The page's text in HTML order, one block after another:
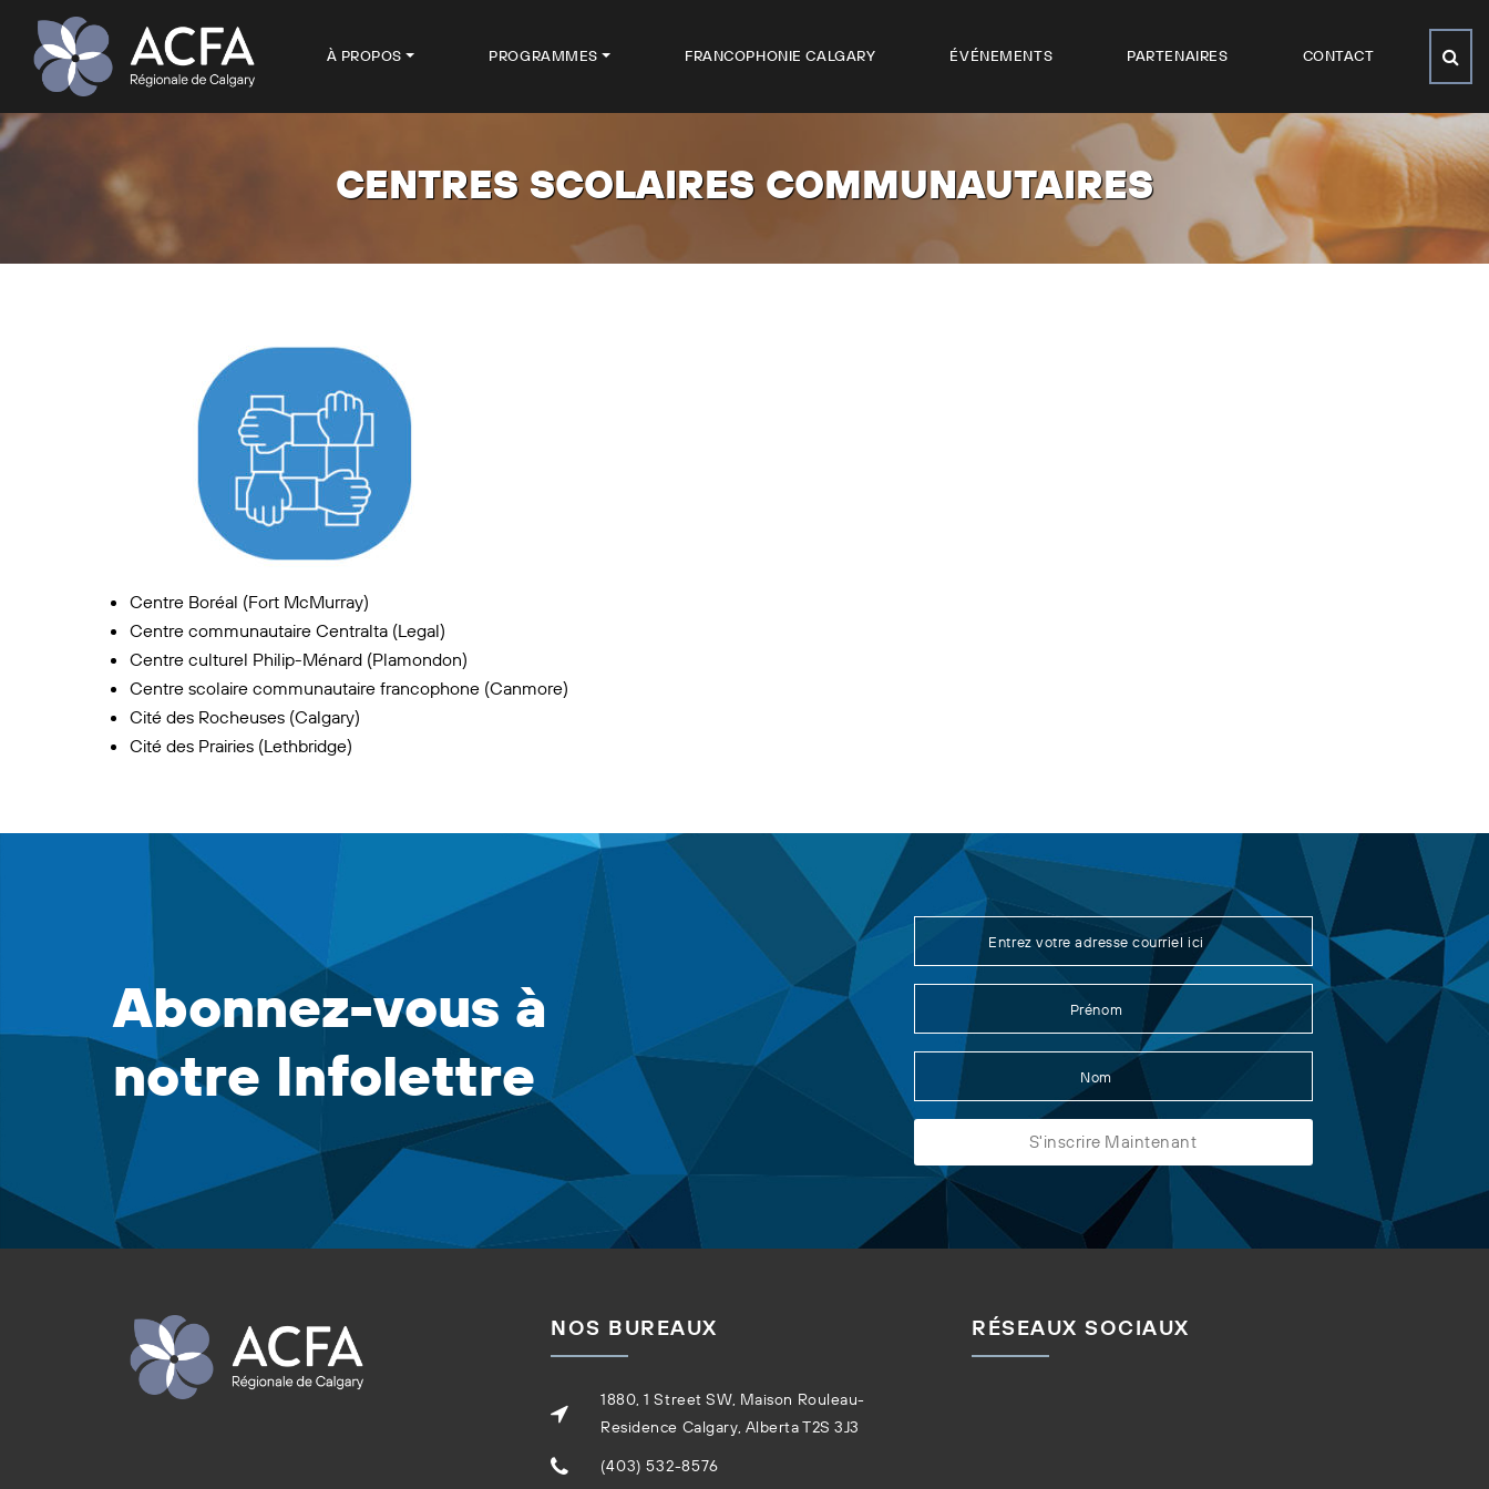
À PROPOS PROGRAMMES FRANCOPHONIE CALGARY ÉVÉNEMENTS PARTENAIRES CONTACT
CENTRES SCOLAIRES COMMUNAUTAIRES
Centre Boréal (Fort McMurray)
Centre communautaire Centralta (Legal)
Centre culturel Philip-Ménard (Plamondon)
Centre scolaire communautaire francophone (Canmore)
Cité des Rocheuses (Calgary)
Cité des Prairies (Lethbridge)
Abonnez-vous à
notre Infolettre
NOS BUREAUX
1880, 1 Street SW, Maison Rouleau-
Residence Calgary, Alberta T2S 3J3
(403) 532-8576
RÉSEAUX SOCIAUX